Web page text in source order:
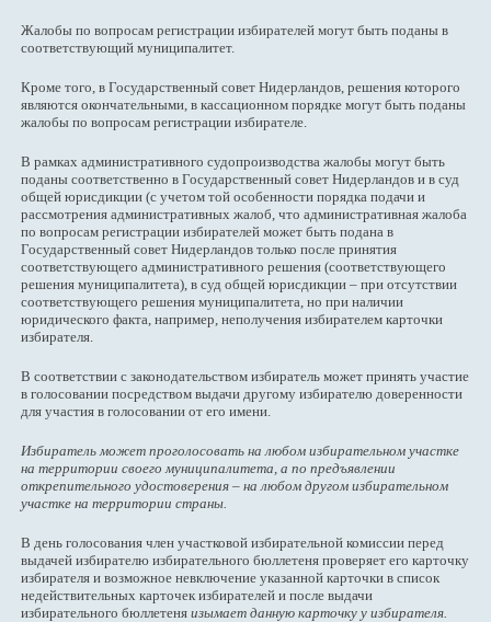
Жалобы по вопросам регистрации избирателей могут быть поданы в
соответствующий муниципалитет.
Кроме того, в Государственный совет Нидерландов, решения которого
являются окончательными, в кассационном порядке могут быть поданы
жалобы по вопросам регистрации избирателе.
В рамках административного судопроизводства жалобы могут быть
поданы соответственно в Государственный совет Нидерландов и в суд
общей юрисдикции (с учетом той особенности порядка подачи и
рассмотрения административных жалоб, что административная жалоба
по вопросам регистрации избирателей может быть подана в
Государственный совет Нидерландов только после принятия
соответствующего административного решения (соответствующего
решения муниципалитета), в суд общей юрисдикции – при отсутствии
соответствующего решения муниципалитета, но при наличии
юридического факта, например, неполучения избирателем карточки
избирателя.
В соответствии с законодательством избиратель может принять участие
в голосовании посредством выдачи другому избирателю доверенности
для участия в голосовании от его имени.
Избиратель может проголосовать на любом избирательном участке
на территории своего муниципалитета, а по предъявлении
открепительного удостоверения – на любом другом избирательном
участке на территории страны.
В день голосования член участковой избирательной комиссии перед
выдачей избирателю избирательного бюллетеня проверяет его карточку
избирателя и возможное невключение указанной карточки в список
недействительных карточек избирателей и после выдачи
избирательного бюллетеня изымает данную карточку у избирателя.